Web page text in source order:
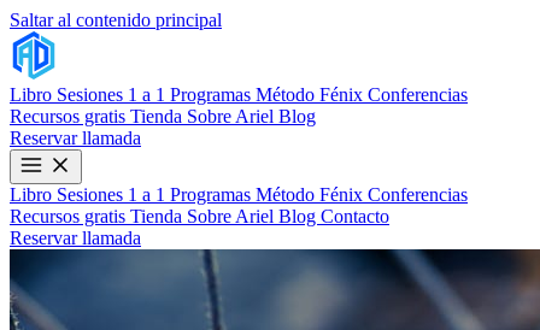
Saltar al contenido principal
Libro Sesiones 1 a 1 Programas Método Fénix Conferencias
Recursos gratis Tienda Sobre Ariel Blog
Reservar llamada
Libro Sesiones 1 a 1 Programas Método Fénix Conferencias
Recursos gratis Tienda Sobre Ariel Blog Contacto
Reservar llamada